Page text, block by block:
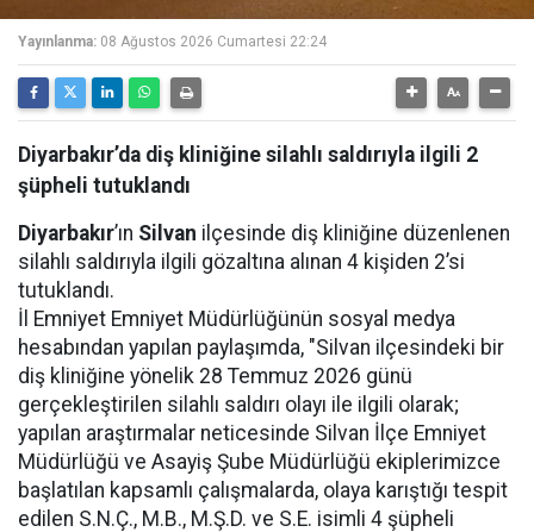
Yayınlanma: 08 Ağustos 2026 Cumartesi 22:24
Diyarbakır’da diş kliniğine silahlı saldırıyla ilgili 2
şüpheli tutuklandı
Diyarbakır’ın Silvan ilçesinde diş kliniğine düzenlenen
silahlı saldırıyla ilgili gözaltına alınan 4 kişiden 2’si
tutuklandı.
İl Emniyet Emniyet Müdürlüğünün sosyal medya
hesabından yapılan paylaşımda, "Silvan ilçesindeki bir
diş kliniğine yönelik 28 Temmuz 2026 günü
gerçekleştirilen silahlı saldırı olayı ile ilgili olarak;
yapılan araştırmalar neticesinde Silvan İlçe Emniyet
Müdürlüğü ve Asayiş Şube Müdürlüğü ekiplerimizce
başlatılan kapsamlı çalışmalarda, olaya karıştığı tespit
edilen S.N.Ç., M.B., M.Ş.D. ve S.E. isimli 4 şüpheli